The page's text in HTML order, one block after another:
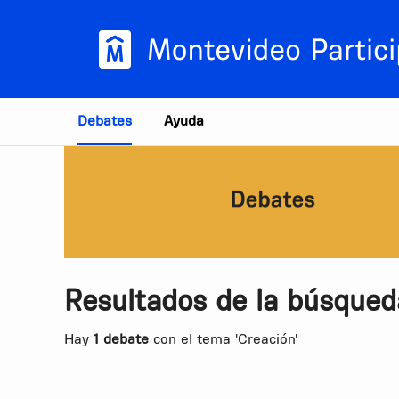
Debates Ayuda
Resultados de la
Hay 1 debate con el tema 'Creación'